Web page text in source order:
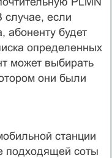
случае, если
абоненту будет
определенных
может выбирать
они были
станции
подходящей соты